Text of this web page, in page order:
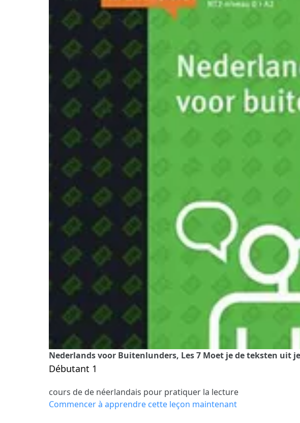
Nederlands voor Buitenlunders, Les 7 Moet je de teksten uit
Débutant 1
cours de de néerlandais pour pratiquer la lecture
Commencer à apprendre cette leçon maintenant